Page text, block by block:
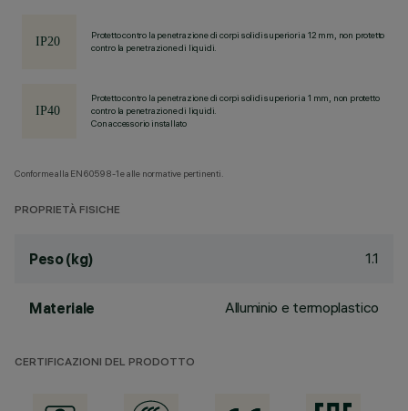
Protetto contro la penetrazione di corpi solidi superiori a 12 mm, non protetto
contro la penetrazione di liquidi.
Protetto contro la penetrazione di corpi solidi superiori a 1 mm, non protetto
contro la penetrazione di liquidi.
Con accessorio installato
Conforme alla EN60598-1 e alle normative pertinenti.
PROPRIETÀ FISICHE
Peso (kg) 1.1
Materiale Alluminio e termoplastico
CERTIFICAZIONI DEL PRODOTTO